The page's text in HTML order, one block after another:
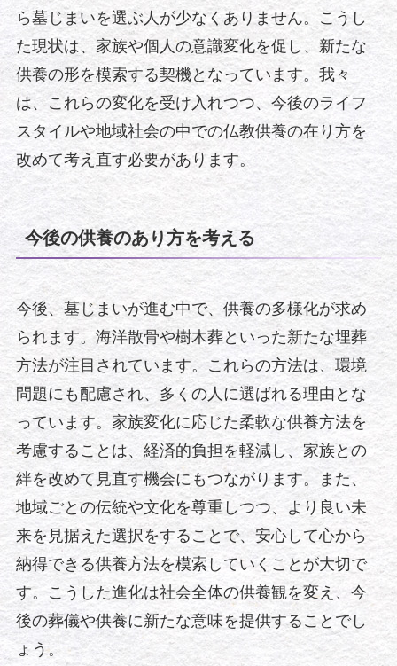
ら墓じまいを選ぶ人が少なくありません。こうし
た現状は、家族や個人の意識変化を促し、新たな
供養の形を模索する契機となっています。我々
は、これらの変化を受け入れつつ、今後のライフ
スタイルや地域社会の中での仏教供養の在り方を
改めて考え直す必要があります。
今後の供養のあり方を考える
今後、墓じまいが進む中で、供養の多様化が求め
られます。海洋散骨や樹木葬といった新たな埋葬
方法が注目されています。これらの方法は、環境
問題にも配慮され、多くの人に選ばれる理由とな
っています。家族変化に応じた柔軟な供養方法を
考慮することは、経済的負担を軽減し、家族との
絆を改めて見直す機会にもつながります。また、
地域ごとの伝統や文化を尊重しつつ、より良い未
来を見据えた選択をすることで、安心して心から
納得できる供養方法を模索していくことが大切で
す。こうした進化は社会全体の供養観を変え、今
後の葬儀や供養に新たな意味を提供することでし
ょう。